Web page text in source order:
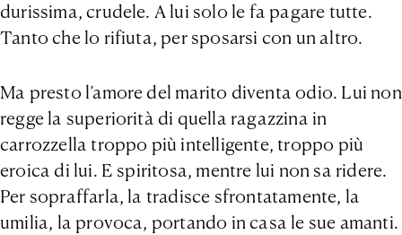
durissima, crudele. A lui solo le fa pagare tutte.
Tanto che lo rifiuta, per sposarsi con un altro.
Ma presto l’amore del marito diventa odio. Lui non
regge la superiorità di quella ragazzina in
carrozzella troppo più intelligente, troppo più
eroica di lui. E spiritosa, mentre lui non sa ridere.
Per sopraffarla, la tradisce sfrontatamente, la
umilia, la provoca, portando in casa le sue amanti.